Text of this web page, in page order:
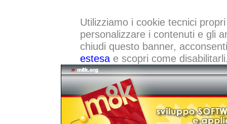
Utilizziamo i cookie tecnici
personalizzare i contenuti e gli
chiudi questo banner,
estesae scopri come